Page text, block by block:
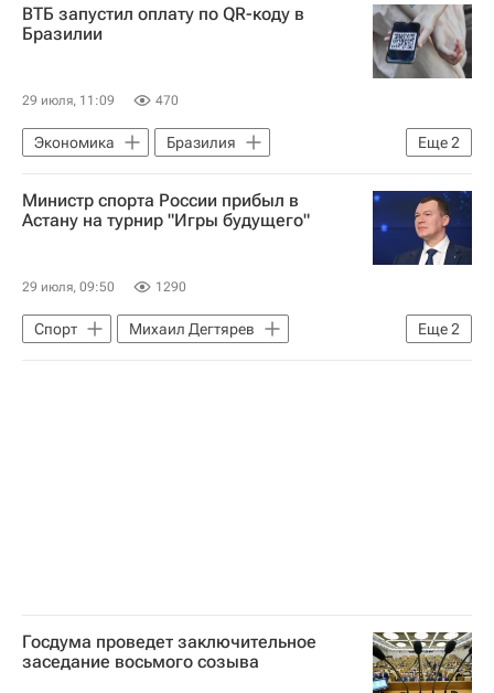
Садыр Жапаров
Спорт
ВТБ запустил оплату по QR-коду в
Бразилии
29 июля, 11:09 470
Еще2
Экономика
Бразилия
Латинская Америка
ВТБ (банк)
Министр спорта России прибыл в
Астану на турнир "Игры будущего"
29 июля, 09:50 1290
Еще2
Спорт
Михаил Дегтярев
Касым-Жомарт Токаев
Госдума проведет заключительное
заседание восьмого созыва